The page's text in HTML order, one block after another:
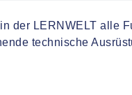
der LERNWELT alle
technische